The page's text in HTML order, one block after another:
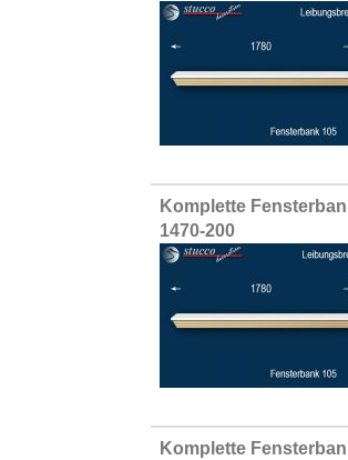
Komplette
1470-200
Komplette